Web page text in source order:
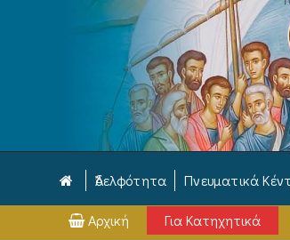
Ἀδελφότητα Πνευματικά
Αρχική Για Κατηχητικά